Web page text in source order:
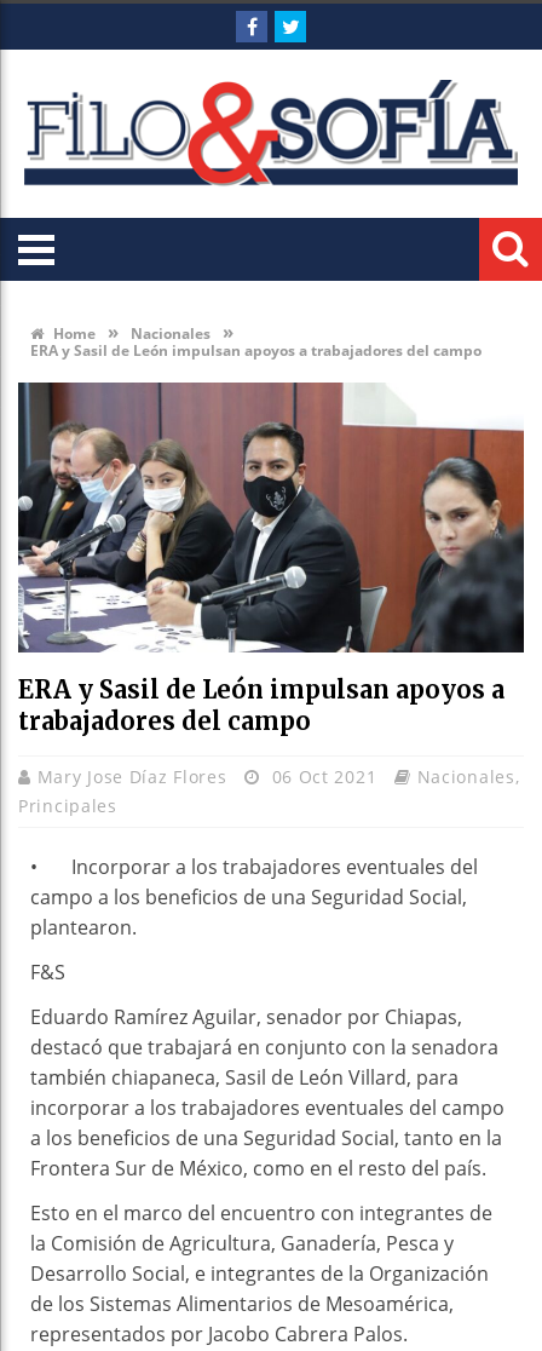
Home » Nacionales »
ERA y Sasil de León impulsan apoyos a trabajadores del campo
ERA y Sasil de León impulsan apoyos a
trabajadores del campo
Mary Jose Díaz Flores 06 Oct 2021 Nacionales,
Principales
• Incorporar a los trabajadores eventuales del
campo a los beneficios de una Seguridad Social,
plantearon.
F&S
Eduardo Ramírez Aguilar, senador por Chiapas,
destacó que trabajará en conjunto con la senadora
también chiapaneca, Sasil de León Villard, para
incorporar a los trabajadores eventuales del campo
a los beneficios de una Seguridad Social, tanto en la
Frontera Sur de México, como en el resto del país.
Esto en el marco del encuentro con integrantes de
la Comisión de Agricultura, Ganadería, Pesca y
Desarrollo Social, e integrantes de la Organización
de los Sistemas Alimentarios de Mesoamérica,
representados por Jacobo Cabrera Palos.